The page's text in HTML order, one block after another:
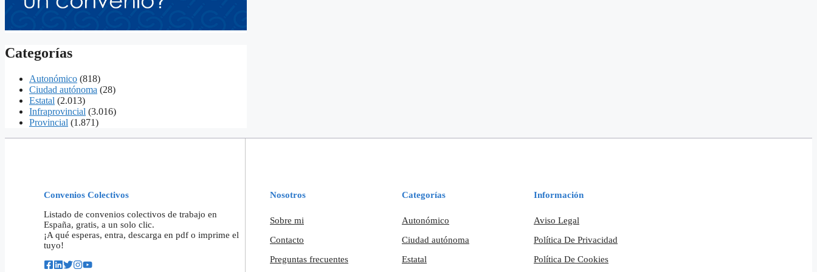
Categorías
Autonómico (818)
Ciudad autónoma (28)
Estatal (2.013)
Infraprovincial (3.016)
Provincial (1.871)
Convenios Colectivos
Listado de convenios colectivos de trabajo en
España, gratis, a un solo clic.
¡A qué esperas, entra, descarga en pdf o imprime el
tuyo!
Nosotros
Sobre mi
Contacto
Preguntas frecuentes
Categorías
Autonómico
Ciudad autónoma
Estatal
Información
Aviso Legal
Política De Privacidad
Política De Cookies